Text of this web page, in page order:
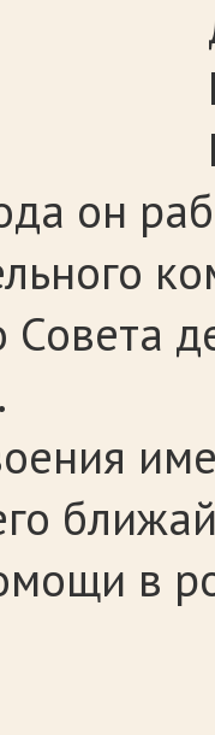
он
Совета
в